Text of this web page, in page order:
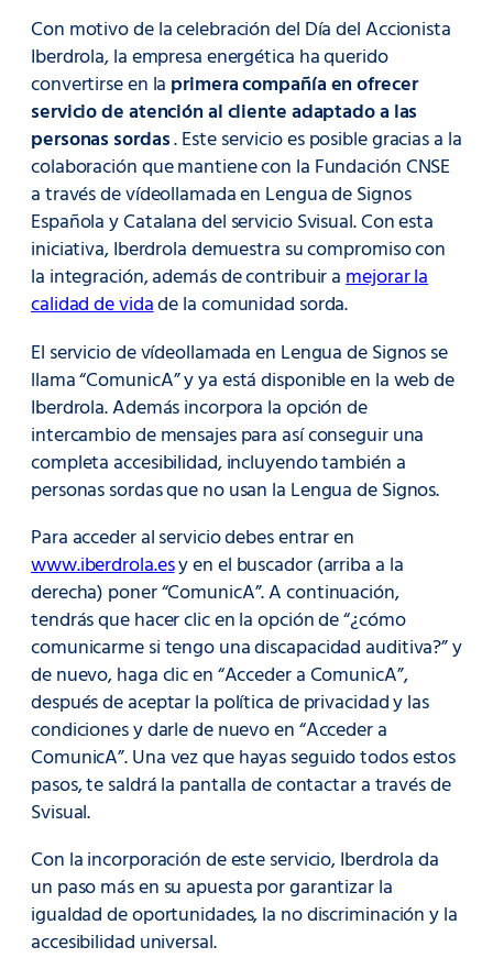
Con motivo de la celebración del Día del Accionista
Iberdrola, la empresa energética ha querido
convertirse en la primera compañía en ofrecer
servicio de atención al cliente adaptado a las
personas sordas. Este servicio es posible gracias a la
colaboración que mantiene con la Fundación CNSE
a través de vídeollamada en Lengua de Signos
Española y Catalana del servicio Svisual. Con esta
iniciativa, Iberdrola demuestra su compromiso con
la integración, además de contribuir amejorar la
calidad de vidade la comunidad sorda.
El servicio de vídeollamada en Lengua de Signos se
llama “ComunicA” y ya está disponible en la web de
Iberdrola. Además incorpora la opción de
intercambio de mensajes para así conseguir una
completa accesibilidad, incluyendo también a
personas sordas que no usan la Lengua de Signos.
Para acceder al servicio debes entrar en
www.iberdrola.esy en el buscador (arriba a la
derecha) poner “ComunicA”. A continuación,
tendrás que hacer clic en la opción de “¿cómo
comunicarme si tengo una discapacidad auditiva?” y
de nuevo, haga clic en “Acceder a ComunicA”,
después de aceptar la política de privacidad y las
condiciones y darle de nuevo en “Acceder a
ComunicA”. Una vez que hayas seguido todos estos
pasos, te saldrá la pantalla de contactar a través de
Svisual.
Con la incorporación de este servicio, Iberdrola da
un paso más en su apuesta por garantizar la
igualdad de oportunidades, la no discriminación y la
accesibilidad universal.